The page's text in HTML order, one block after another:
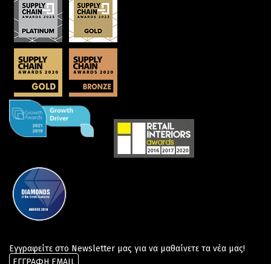
Εγγραφείτε στο Newsletter μας για να μαθαίνετε τα νέα μας!
ΕΓΓΡΑΦΗ EMAIL